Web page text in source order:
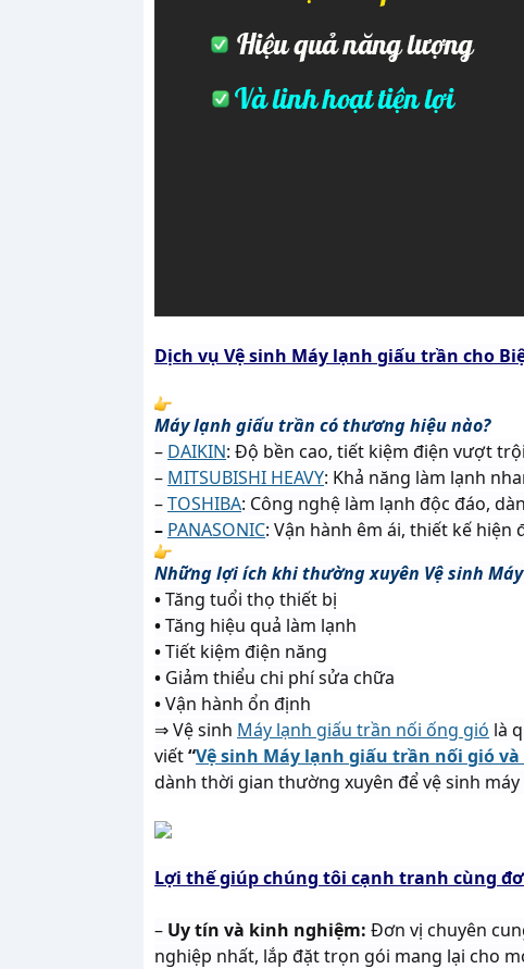
Dịch vụ Vệ sinh Máy lạnh giấu trần cho
Máy lạnh giấu trần có thương hiệu nào?
– DAIKIN: Độ bền cao, tiết kiệm điện vượt
– MITSUBISHI HEAVY: Khả năng làm lạnh
–TOSHIBA: Công nghệ làm lạnh độc đáo,
– PANASONIC: Vận hành êm ái, thiết kế hiện
Những lợi ích khi thường xuyên Vệ sinh
•Tăng tuổi thọ thiết bị
•Tăng hiệu quả làm lạnh
•Tiết kiệm điện năng
• Giảm thiểu chi phí sửa chữa
•Vận hành ổn định
⇒ Vệ sinh Máy lạnh giấu trần nối ống gió là
viết“Vệ sinh Máy lạnh giấu trần nối gió
dành thời gian thường xuyên để vệ sinh máy
Lợi thế giúp chúng tôi cạnh tranh cùng
– Uy tín và kinh nghiệm: Đơn vị chuyên
nghiệp nhất, lắp đặt trọn gói mang lại cho